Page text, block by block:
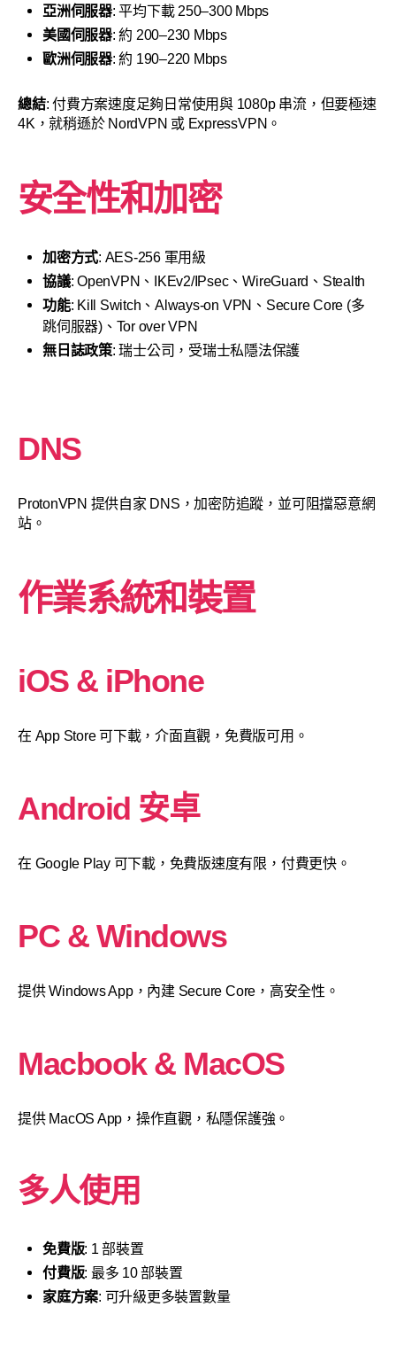
亞洲伺服器: 平均下載 250–300 Mbps
美國伺服器: 約 200–230 Mbps
歐洲伺服器: 約 190–220 Mbps
總結: 付費方案速度足夠日常使用與 1080p 串流，但要極速
4K，就稍遜於 NordVPN 或 ExpressVPN。
安全性和加密
加密方式: AES-256 軍用級
協議: OpenVPN、IKEv2/IPsec、WireGuard、Stealth
功能: Kill Switch、Always-on VPN、Secure Core (多
跳伺服器)、Tor over VPN
無日誌政策: 瑞士公司，受瑞士私隱法保護
DNS
ProtonVPN 提供自家 DNS，加密防追蹤，並可阻擋惡意網
站。
作業系統和裝置
iOS & iPhone
在 App Store 可下載，介面直觀，免費版可用。
Android 安卓
在 Google Play 可下載，免費版速度有限，付費更快。
PC & Windows
提供 Windows App，內建 Secure Core，高安全性。
Macbook & MacOS
提供 MacOS App，操作直觀，私隱保護強。
多人使用
免費版: 1 部裝置
付費版: 最多 10 部裝置
家庭方案: 可升級更多裝置數量